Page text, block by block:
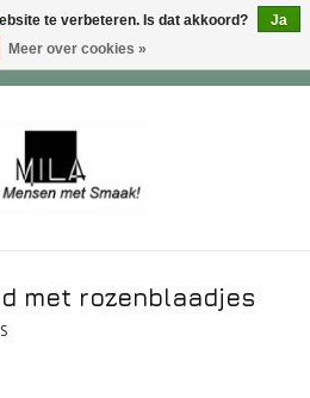
met rozenblaadjes
te verbeteren. Is dat akkoord?
Ja
Meer over cookies »